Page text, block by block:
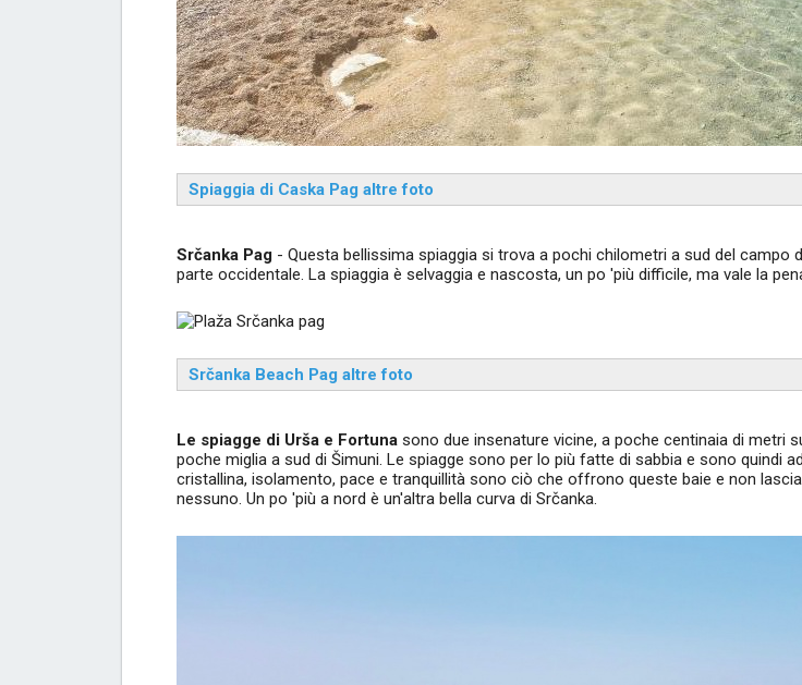
Spiaggia di Caska Pag altre foto
Srčanka Pag - Questa bellissima spiaggia si trova a pochi chilometri a sud del campo
parte occidentale. La spiaggia è selvaggia e nascosta, un po 'più difficile, ma vale la
Srčanka Beach Pag altre foto
Le spiagge di Urša e Fortuna sono due insenature vicine, a poche centinaia di metri
poche miglia a sud di Šimuni. Le spiagge sono per lo più fatte di sabbia e sono quindi
cristallina, isolamento, pace e tranquillità sono ciò che offrono queste baie e non
nessuno. Un po 'più a nord è un'altra bella curva di Srčanka.